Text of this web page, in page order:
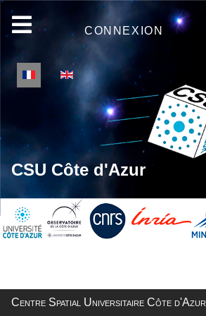
CONNEXION
Sélectionnez votre langue
CSU Côte d'Azur
Centre Spatial Universitaire Côte d'Azur